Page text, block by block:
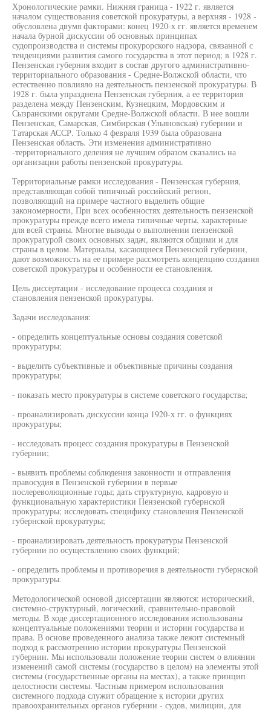
Хронологические рамки. Нижняя граница - 1922 г. является
началом существования советской прокуратуры, а верхняя - 1928 -
обусловлена двумя факторами: конец 1920-х гг. является временем
начала бурной дискуссии об основных принципах
судопроизводства и системы прокурорского надзора, связанной с
тенденциями развития самого государства в этот период; в 1928 г.
Пензенская губерния входит в состав другого административно-
территориального образования - Средне-Волжской области, что
естественно повлияло на деятельность пензенской прокуратуры. В
1928 г. была упразднена Пензенская губерния, а ее территория
разделена между Пензенским, Кузнецким, Мордовским и
Сызранскими округами Средне-Волжской области. В нее вошли
Пензенская, Самарская, Симбирская (Ульяновская) губернии и
Татарская АССР. Только 4 февраля 1939 была образована
Пензенская область. Эти изменения административно
-территориального деления не лучшим образом сказались на
организации работы пензенской прокуратуры.
Территориальные рамки исследования - Пензенская губерния,
представляющая собой типичный российский регион,
позволяющий на примере частного выделить общие
закономерности, При всех особенностях деятельность пензенской
прокуратуры прежде всего имела типичные черты, характерные
для всей страны. Многие выводы о выполнении пензенской
прокуратурой своих основных задач, являются общими и для
страны в целом. Материалы, касающиеся Пензенской губернии,
дают возможность на ее примере рассмотреть концепцию создания
советской прокуратуры и особенности ее становления.
Цель диссертации - исследование процесса создания и
становления пензенской прокуратуры.
Задачи исследования:
- определить концептуальные основы создания советской
прокуратуры;
- выделить субъективные и объективные причины создания
прокуратуры;
- показать место прокуратуры в системе советского государства;
- проанализировать дискуссии конца 1920-х гг. о функциях
прокуратуры;
- исследовать процесс создания прокуратуры в Пензенской
губернии;
- выявить проблемы соблюдения законности и отправления
правосудия в Пензенской губернии в первые
послереволюционные годы; дать структурную, кадровую и
функциональную характеристики Пензенской губернской
прокуратуры; исследовать специфику становления Пензенской
губернской прокуратуры;
- проанализировать деятельность прокуратуры Пензенской
губернии по осуществлению своих функций;
- определить проблемы и противоречия в деятельности губернской
прокуратуры.
Методологической основой диссертации являются: исторический,
системно-структурный, логический, сравнительно-правовой
методы. В ходе диссертационного исследования использованы
концептуальные положениями теории и истории государства и
права. В основе проведенного анализа также лежит системный
подход к рассмотрению истории прокуратуры Пензенской
губернии. Мы использовали положение теории систем о влиянии
изменений самой системы (государство в целом) на элементы этой
системы (государственные органы на местах), а также принцип
целостности системы. Частным примером использования
системного подхода служит обращение к истории других
правоохранительных органов губернии - судов, милиции, для